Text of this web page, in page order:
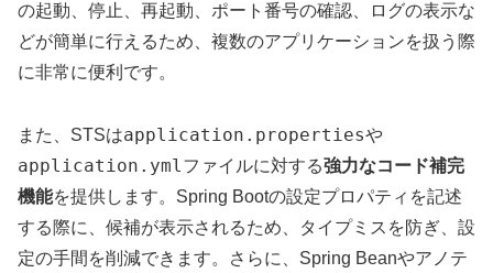
の起動、停止、再起動、ポート番号の確認、ログの表示な
どが簡単に行えるため、複数のアプリケーションを扱う際
に非常に便利です。
また、STSはapplication.propertiesや
application.ymlファイルに対する強力なコード補完
機能を提供します。Spring Bootの設定プロパティを記述
する際に、候補が表示されるため、タイプミスを防ぎ、設
定の手間を削減できます。さらに、Spring Beanやアノテ